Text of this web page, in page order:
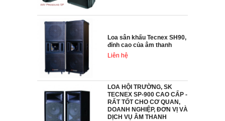
Loa sân khấu Tecnex SH90,
đỉnh cao của âm thanh
Liên hệ
LOA HỘI TRƯỜNG, SK
TECNEX SP-900 CAO CẤP -
RẤT TỐT CHO CƠ QUAN,
DOANH NGHIỆP, ĐƠN VỊ VÀ
DỊCH VỤ ÂM THANH